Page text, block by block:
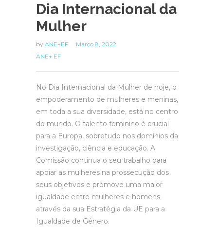
Dia Internacional da
Mulher
by ANE+EF
Março 8, 2022
ANE+ EF
No Dia Internacional da Mulher de hoje, o
empoderamento de mulheres e meninas,
em toda a sua diversidade, está no centro
do mundo. O talento feminino é crucial
para a Europa, sobretudo nos domínios da
investigação, ciência e educação. A
Comissão continua o seu trabalho para
apoiar as mulheres na prossecução dos
seus objetivos e promove uma maior
igualdade entre mulheres e homens
através da sua Estratégia da UE para a
Igualdade de Género.